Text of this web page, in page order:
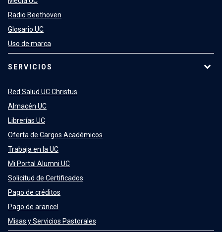
Radio Beethoven
Glosario UC
Uso de marca
SERVICIOS
Red Salud UC Christus
Almacén UC
Librerías UC
Oferta de Cargos Académicos
Trabaja en la UC
Mi Portal Alumni UC
Solicitud de Certificados
Pago de créditos
Pago de arancel
Misas y Servicios Pastorales